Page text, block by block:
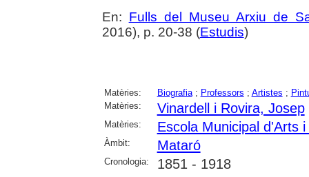
En: Fulls del Museu Arxiu de
2016), p. 20-38 (Estudis)
Matèries: Biografia; Professors ; Artistes ;
Matèries:
Vinardell i Rovira, Josep
Matèries: Escola Municipal d'Arts
Àmbit: Mataró
Cronologia: 1851 - 1918